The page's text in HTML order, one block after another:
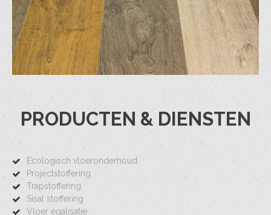
PRODUCTEN & DIENSTEN
Ecologisch vloeronderhoud
Projectstoffering
Trapstoffering
Sisal stoffering
Vloer egalisatie